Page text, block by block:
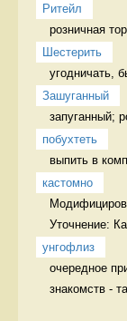
Ритейл
розничная
Шестерить
угодничать,
Зашуганный
запуганный;
побухтеть
выпить в
кастомно
Уточнение:
унгофлиз
очередное
знакомств -